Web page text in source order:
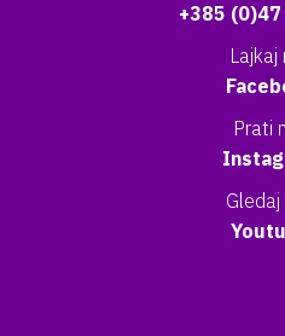
+385
Lajkaj
Prati
Gledaj